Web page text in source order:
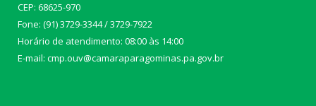
CEP: 68625-970
Fone: (91) 3729-3344 / 3729-7922
Horário de atendimento: 08:00 às 14:00
E-mail: cmp.ouv@camaraparagominas.pa.gov.br